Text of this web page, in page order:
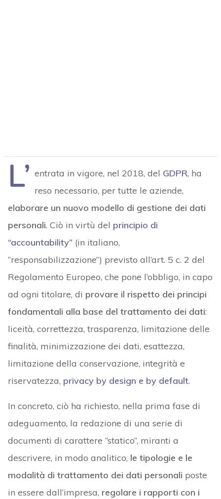
L’ entrata in vigore, nel 2018, del GDPR, ha
reso necessario, per tutte le aziende,
elaborare un nuovo modello di gestione dei dati
personali. Ciò in virtù del principio di
“accountability” (in italiano,
“responsabilizzazione”) previsto all’art. 5 c. 2 del
Regolamento Europeo, che pone l’obbligo, in capo
ad ogni titolare, di provare il rispetto dei principi
fondamentali alla base del trattamento dei dati:
liceità, correttezza, trasparenza, limitazione delle
finalità, minimizzazione dei dati, esattezza,
limitazione della conservazione, integrità e
riservatezza, privacy by design e by default.
In concreto, ciò ha richiesto, nella prima fase di
adeguamento, la redazione di una serie di
documenti di carattere “statico”, miranti a
descrivere, in modo analitico, le tipologie e le
modalità di trattamento dei dati personali poste
in essere dall’impresa, regolare i rapporti con i